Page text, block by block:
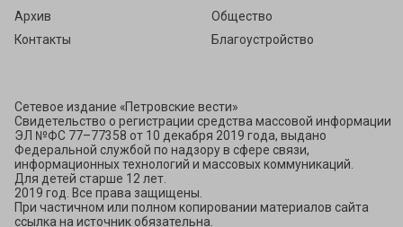
Архив
Контакты
Общество
Благоустройство
Сетевое издание «Петровские вести»
Свидетельство о регистрации средства массовой информации
ЭЛ №ФС 77–77358 от 10 декабря 2019 года, выдано
Федеральной службой по надзору в сфере связи,
информационных технологий и массовых коммуникаций.
Для детей старше 12 лет.
2019 год. Все права защищены.
При частичном или полном копировании материалов сайта
ссылка на источник обязательна.